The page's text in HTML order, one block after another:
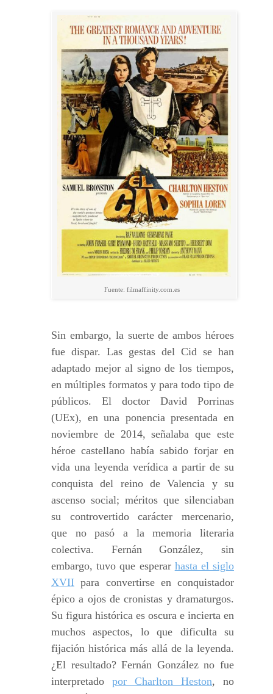
Fuente: filmaffinity.com.es
Sin embargo, la suerte de ambos héroes
fue dispar. Las gestas del Cid se han
adaptado mejor al signo de los tiempos,
en múltiples formatos y para todo tipo de
públicos. El doctor David Porrinas
(UEx), en una ponencia presentada en
noviembre de 2014, señalaba que este
héroe castellano había sabido forjar en
vida una leyenda verídica a partir de su
conquista del reino de Valencia y su
ascenso social; méritos que silenciaban
su controvertido carácter mercenario,
que no pasó a la memoria literaria
colectiva. Fernán González, sin
embargo, tuvo que esperar hasta el siglo
XVII para convertirse en conquistador
épico a ojos de cronistas y dramaturgos.
Su figura histórica es oscura e incierta en
muchos aspectos, lo que dificulta su
fijación histórica más allá de la leyenda.
¿El resultado? Fernán González no fue
interpretado por Charlton Heston, no